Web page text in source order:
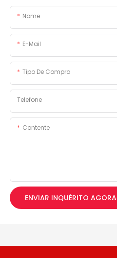
Nome
E-Mail
Tipo De Compra
Telefone
Contente
ENVIAR INQUÉRITO AGORA